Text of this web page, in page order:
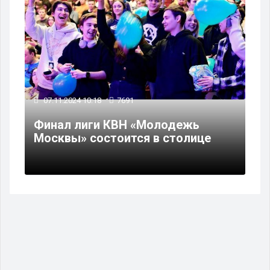
07.11.2024 10:18 7691
Финал лиги КВН «Молодежь
Москвы» состоится в столице